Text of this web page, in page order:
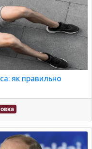
як правильно